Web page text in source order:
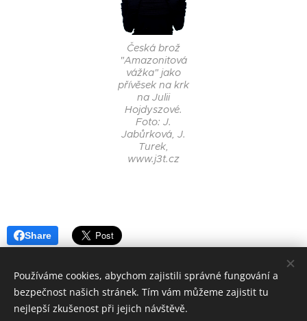
Česká brož
"Amazonitová
vážka" jako
přívěsek na krk
na Julii
Hojdyszové.
Foto: J.
Jabůrková, J.
Turek,
www.j3t.cz
Share
© 2006 - 2025 ESPRIT BOHEMIA s. r. o.
Používáme cookies, abychom zajistili správné fungování a
bezpečnost našich stránek. Tím vám můžeme zajistit tu
nejlepší zkušenost při jejich návštěvě.